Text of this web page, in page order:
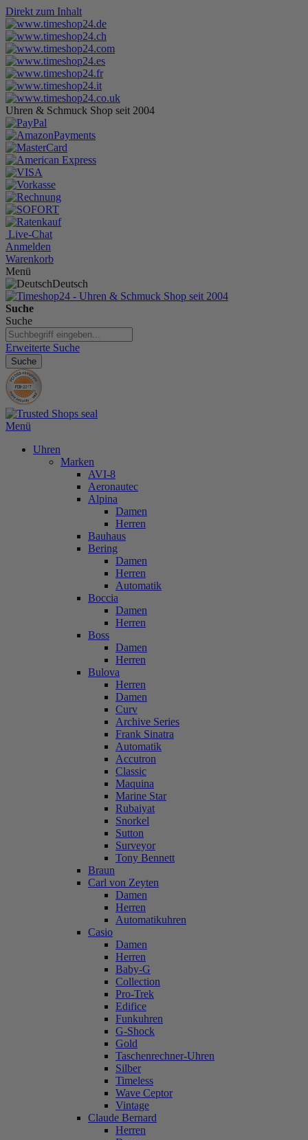
Direkt zum Inhalt
Uhren & Schmuck Shop seit 2004
Live-Chat
Anmelden
Warenkorb
Menü
Deutsch
Suche
Suche
Erweiterte Suche
Suche
Menü
Uhren
Marken
AVI-8
Aeronautec
Alpina
Damen
Herren
Bauhaus
Bering
Damen
Herren
Automatik
Boccia
Damen
Herren
Boss
Damen
Herren
Bulova
Herren
Damen
Curv
Archive Series
Frank Sinatra
Automatik
Accutron
Classic
Maquina
Marine Star
Rubaiyat
Snorkel
Sutton
Surveyor
Tony Bennett
Braun
Carl von Zeyten
Damen
Herren
Automatikuhren
Casio
Damen
Herren
Baby-G
Collection
Pro-Trek
Edifice
Funkuhren
G-Shock
Gold
Taschenrechner-Uhren
Silber
Timeless
Wave Ceptor
Vintage
Claude Bernard
Herren